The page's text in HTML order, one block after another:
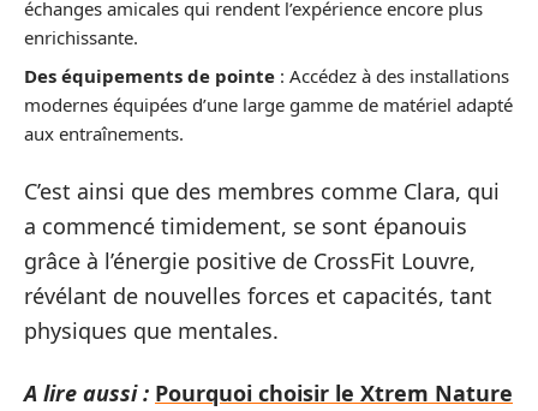
échanges amicales qui rendent l’expérience encore plus
enrichissante.
Des équipements de pointe : Accédez à des installations
modernes équipées d’une large gamme de matériel adapté
aux entraînements.
C’est ainsi que des membres comme Clara, qui
a commencé timidement, se sont épanouis
grâce à l’énergie positive de CrossFit Louvre,
révélant de nouvelles forces et capacités, tant
physiques que mentales.
A lire aussi : Pourquoi choisir le Xtrem Nature